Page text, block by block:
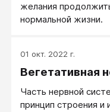
желания
нормальной жизни.
01 окт. 2022 г.
Вегетативная
Часть нервной
принцип строения